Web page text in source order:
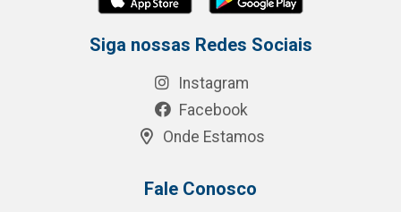
Siga nossas Redes Sociais
Instagram
Facebook
Onde Estamos
Fale Conosco